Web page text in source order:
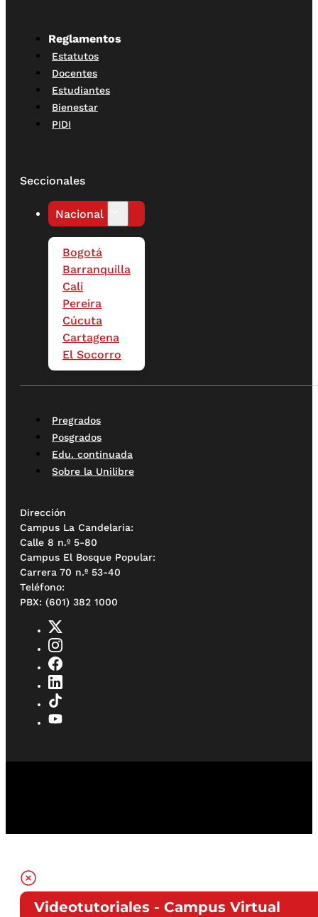
Reglamentos
Estatutos
Docentes
Estudiantes
Bienestar
PIDI
Seccionales
Nacional
Bogotá
Barranquilla
Cali
Pereira
Cúcuta
Cartagena
El Socorro
Pregrados
Posgrados
Edu. continuada
Sobre la Unilibre
Dirección
Campus La Candelaria:
Calle 8 n.º 5-80
Campus El Bosque Popular:
Carrera 70 n.º 53-40
Teléfono:
PBX: (601) 382 1000
Videotutoriales - Campus Virtual